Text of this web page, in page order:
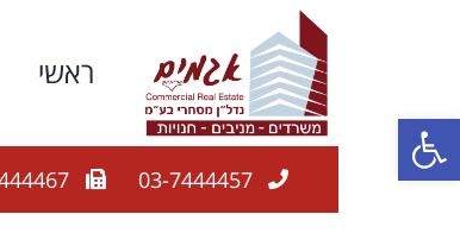
ראשי
03-7444457
פתח סרגל נגישות